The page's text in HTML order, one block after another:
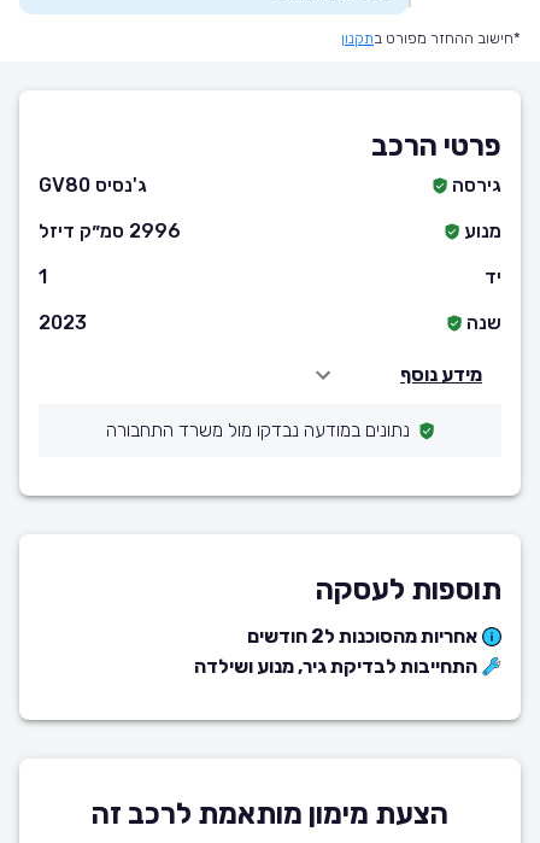
*חישוב ההחזר מפורט בתקנון
פרטי הרכב
גירסה
ג'נסיס GV80
מנוע
2996 סמ״ק דיזל
יד
1
שנה
2023
מידע נוסף
נתונים במודעה נבדקו מול משרד התחבורה
תוספות לעסקה
אחריות מהסוכנות ל2 חודשים
התחייבות לבדיקת גיר, מנוע ושילדה
הצעת מימון מותאמת לרכב זה